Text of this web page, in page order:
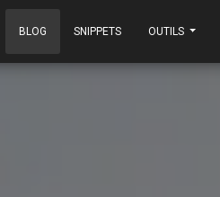
BLOG SNIPPETS OUTILS